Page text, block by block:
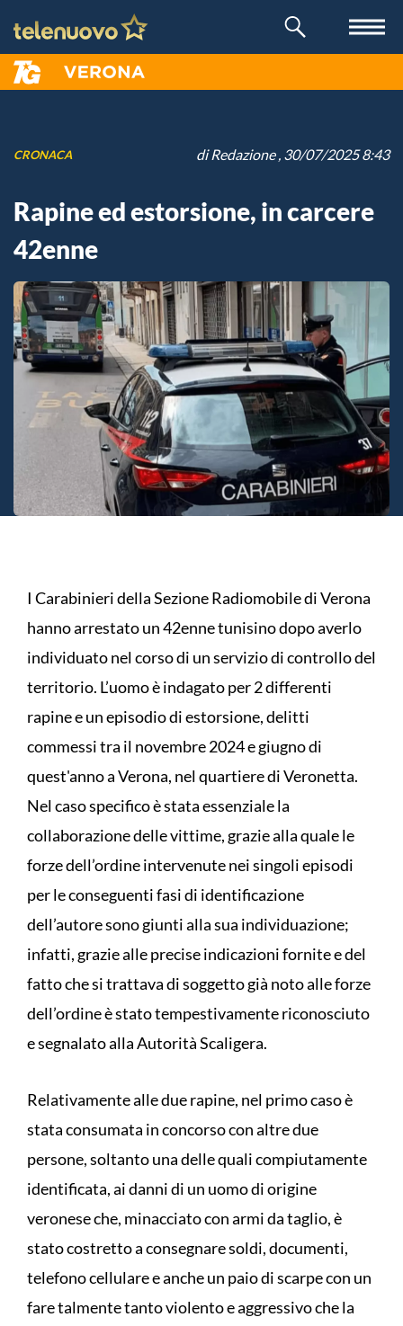
CRONACA diRedazione, 30/07/2025 8:43
Rapine ed estorsione, in carcere
42enne
I Carabinieri della Sezione Radiomobile di Verona
hanno arrestato un 42enne tunisino dopo averlo
individuato nel corso di un servizio di controllo del
territorio. L’uomo è indagato per 2 differenti
rapine e un episodio di estorsione, delitti
commessi tra il novembre 2024 e giugno di
quest'anno a Verona, nel quartiere di Veronetta.
Nel caso specifico è stata essenziale la
collaborazione delle vittime, grazie alla quale le
forze dell’ordine intervenute nei singoli episodi
per le conseguenti fasi di identificazione
dell’autore sono giunti alla sua individuazione;
infatti, grazie alle precise indicazioni fornite e del
fatto che si trattava di soggetto già noto alle forze
dell’ordine è stato tempestivamente riconosciuto
e segnalato alla Autorità Scaligera.
Relativamente alle due rapine, nel primo caso è
stata consumata in concorso con altre due
persone, soltanto una delle quali compiutamente
identificata, ai danni di un uomo di origine
veronese che, minacciato con armi da taglio, è
stato costretto a consegnare soldi, documenti,
telefono cellulare e anche un paio di scarpe con un
fare talmente tanto violento e aggressivo che la